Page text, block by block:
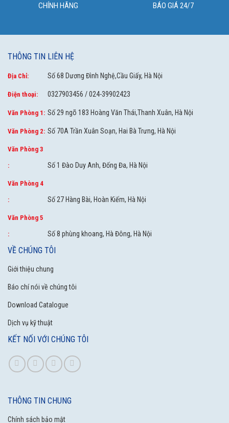
CHÍNH HÃNG
BÁO GIÁ 24/7
THÔNG TIN LIÊN HỆ
Địa Chỉ: Số 68 Dương Đình Nghệ,Cầu Giấy, Hà Nội
Điện thoại: 0327903456 / 024-39902423
Văn Phòng 1: Số 29 ngõ 183 Hoàng Văn Thái,Thanh Xuân, Hà Nội
Văn Phòng 2: Số 70A Trần Xuân Soạn, Hai Bà Trưng, Hà Nội
Văn Phòng 3
: Số 1 Đào Duy Anh, Đống Đa, Hà Nội
Văn Phòng 4
: Số 27 Hàng Bài, Hoàn Kiếm, Hà Nội
Văn Phòng 5
: Số 8 phùng khoang, Hà Đông, Hà Nội
VỀ CHÚNG TÔI
Giới thiệu chung
Báo chí nói về chúng tôi
Download Catalogue
Dịch vụ kỹ thuật
KẾT NỐI VỚI CHÚNG TÔI
THÔNG TIN CHUNG
Chính sách bảo mật